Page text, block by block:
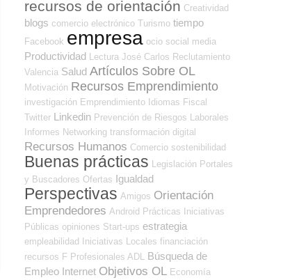
recursos de orientación Creatividad
blogs comercio electrónico Turismo tiempo
Facebook empresa ocio social media
Productividad Lectura José Carlos Reclutamiento
Valencia Salud Artículos Sobre OL
Motivación Recursos Emprendimiento
investigación Emprendimiento Idiomas Fiscal
Twitter Linkedin Prevención de Riesgos Laborales
Informes Networking transformación digital
Recursos Humanos Comercio sostenibilidad
Buenas prácticas Legislación Portales
y Buscadores Ofertas Igualdad
Perspectivas Amigos Orientación
Emprendedores Android Prácticas
Iniciativas
Públicas opiniones Start-ups estrategia
empleabilidad Iniciativas Locales financiación
recursos F Profesionales ADL
Búsqueda de
Empleo Internet Objetivos OL Economía